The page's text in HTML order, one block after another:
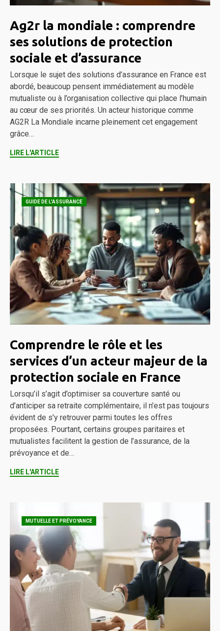
Ag2r la mondiale : comprendre
ses solutions de protection
sociale et d’assurance
Lorsque le sujet des solutions d’assurance en France est
abordé, beaucoup pensent immédiatement au modèle
mutualiste ou à l’organisation collective qui place l’humain
au cœur de ses priorités. Un acteur historique comme
AG2R La Mondiale incarne pleinement cet engagement
grâce…
LIRE L'ARTICLE
GUIDE DE L'ASSURANCE
Comprendre le rôle et les
services d’un acteur majeur de la
protection sociale en France
Lorsqu’il s’agit d’optimiser sa couverture santé ou
d’anticiper sa retraite complémentaire, il n’est pas toujours
évident de s’y retrouver parmi toutes les offres
proposées. Pourtant, certains groupes paritaires et
mutualistes facilitent la gestion de l’assurance, de la
prévoyance et de…
LIRE L'ARTICLE
MUTUELLE ET PRÉVOYANCE